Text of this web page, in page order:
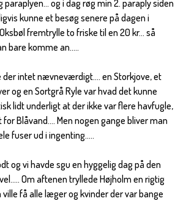
og i dag røg min 2. paraply siden
kunne et besøg senere på dagen i
fremtrylle to friske til en 20 kr... så
bare komme an.....
intet nævneværdigt.... en Storkjove, et
og en Sortgrå Ryle var hvad det kunne
lidt underligt at der ikke var flere havfugle,
Blåvand.... Men nogen gange bliver man
fuser ud i ingenting.....
og vi havde sgu en hyggelig dag på den
Om aftenen tryllede Højholm en rigtig
få alle læger og kvinder der var bange